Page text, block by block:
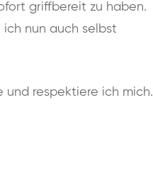
griffbereit zu haben.
nun auch selbst
und respektiere ich mich.